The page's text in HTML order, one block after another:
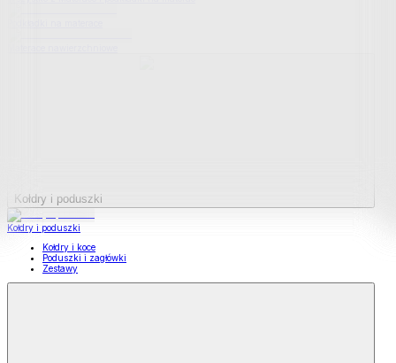
Kołdry i poduszki
Kołdry i poduszki
Kołdry i koce
Poduszki i zagłówki
Zestawy